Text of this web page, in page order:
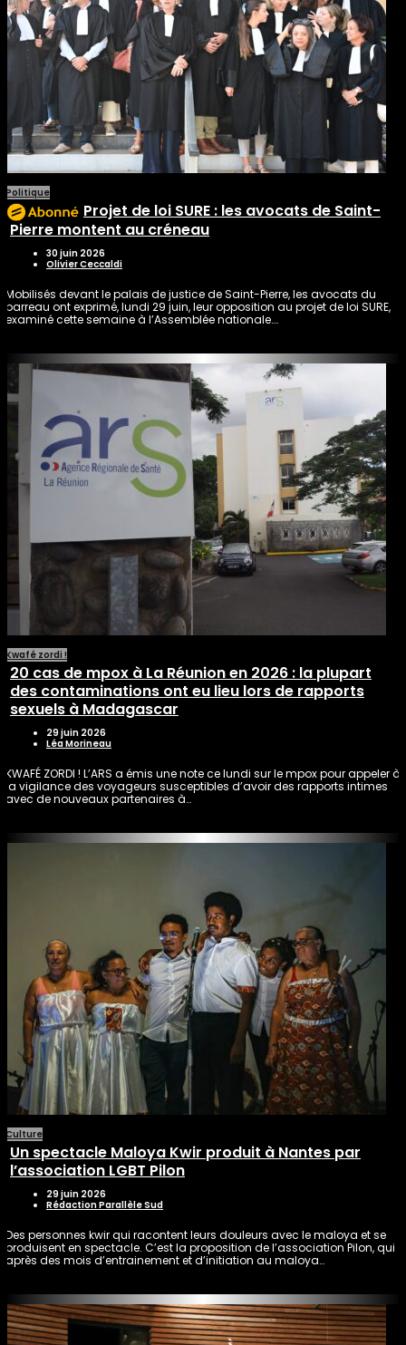
Politique
Projet de loi SURE : les avocats de Saint-
Pierre montent au créneau
30 juin 2026
Olivier Ceccaldi
Mobilisés devant le palais de justice de Saint-Pierre, les avocats du
barreau ont exprimé, lundi 29 juin, leur opposition au projet de loi SURE,
examiné cette semaine à l’Assemblée nationale….
Kwafé zordi !
20 cas de mpox à La Réunion en 2026 : la plupart
des contaminations ont eu lieu lors de rapports
sexuels à Madagascar
29 juin 2026
Léa Morineau
KWAFÉ ZORDI ! L’ARS a émis une note ce lundi sur le mpox pour appeler à
la vigilance des voyageurs susceptibles d’avoir des rapports intimes
avec de nouveaux partenaires à…
Culture
Un spectacle Maloya Kwir produit à Nantes par
l’association LGBT Pilon
29 juin 2026
Rédaction Parallèle Sud
Des personnes kwir qui racontent leurs douleurs avec le maloya et se
produisent en spectacle. C’est la proposition de l’association Pilon, qui
après des mois d’entrainement et d’initiation au maloya…